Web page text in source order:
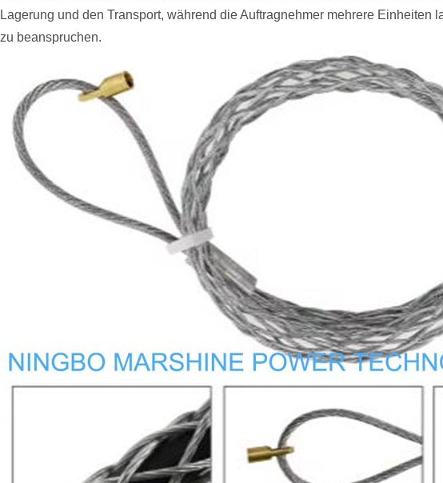
Lagerung und den Transport, während die Auftragnehmer mehrere Einheiten
zu beanspruchen.